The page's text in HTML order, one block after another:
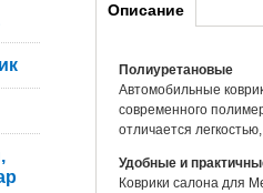
Описание
Полиуретановые
Автомобильные
современного
отличается
Удобные и
Коврики салона для